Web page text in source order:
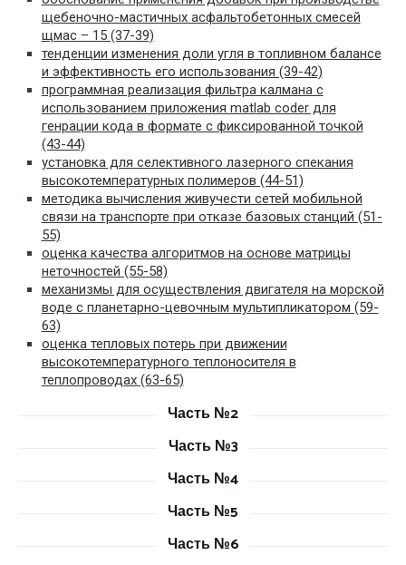
щебеночно-мастичных асфальтобетонных смесей
щмас – 15 (37-39)
тенденции изменения доли угля в топливном балансе
и эффективность его использования (39-42)
программная реализация фильтра калмана с
использованием приложения matlab coder для
генрации кода в формате с фиксированной точкой
(43-44)
установка для селективного лазерного спекания
высокотемпературных полимеров (44-51)
методика вычисления живучести сетей мобильной
связи на транспорте при отказе базовых станций (51-
55)
оценка качества алгоритмов на основе матрицы
неточностей (55-58)
механизмы для осуществления двигателя на морской
воде с планетарно-цевочным мультипликатором (59-
63)
оценка тепловых потерь при движении
высокотемпературного теплоносителя в
теплопроводах (63-65)
Часть №2
Часть №3
Часть №4
Часть №5
Часть №6